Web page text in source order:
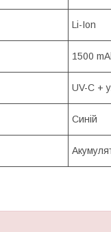
Li-Ion
1500
UV-C +
Синій